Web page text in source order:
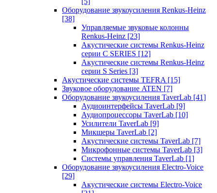
Оборудование звукоусиления Renkus-Heinz
[38]
Управляемые звуковые колонны
Renkus-Heinz [23]
Акустические системы Renkus-Heinz
серии C SERIES [12]
Акустические системы Renkus-Heinz
серии S Series [3]
Акустические системы TEFRA [15]
Звуковое оборудование ATEN [7]
Оборудование звукоусиления TaverLab [41]
Аудиоинтерфейсы TaverLab [9]
Аудиопроцессоры TaverLab [10]
Усилители TaverLab [9]
Микшеры TaverLab [2]
Акустические системы TaverLab [7]
Микрофонные системы TaverLab [3]
Системы управления TaverLab [1]
Оборудование звукоусиления Electro-Voice
[29]
Акустические системы Electro-Voice